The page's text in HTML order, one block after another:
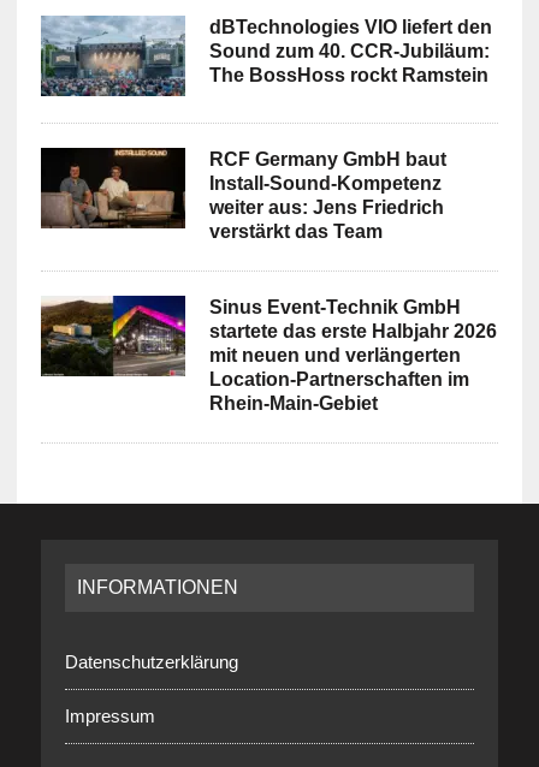
dBTechnologies VIO liefert den
Sound zum 40. CCR-Jubiläum:
The BossHoss rockt Ramstein
RCF Germany GmbH baut
Install-Sound-Kompetenz
weiter aus: Jens Friedrich
verstärkt das Team
Sinus Event-Technik GmbH
startete das erste Halbjahr 2026
mit neuen und verlängerten
Location-Partnerschaften im
Rhein-Main-Gebiet
INFORMATIONEN
Datenschutzerklärung
Impressum